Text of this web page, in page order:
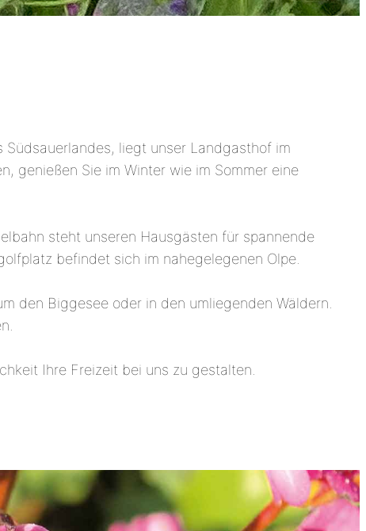
liegt unser Landgasthof im
genießen Sie im Winter wie im Sommer eine
steht unseren Hausgästen für spannende
befindet sich im nahegelegenen Olpe.
den Biggesee oder in den umliegenden Wäldern.
Ihre Freizeit bei uns zu gestalten.